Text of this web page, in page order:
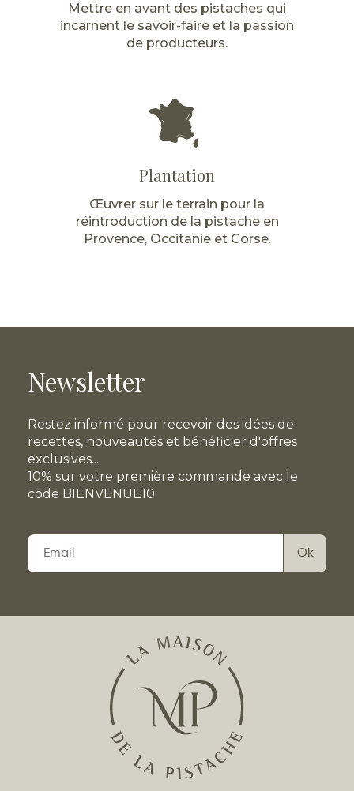
Mettre en avant des pistaches qui
incarnent le savoir-faire et la passion
de producteurs.
Plantation
Œuvrer sur le terrain pour la
réintroduction de la pistache en
Provence, Occitanie et Corse.
Newsletter
Restez informé pour recevoir des idées de
recettes, nouveautés et bénéficier d'offres
exclusives...
10% sur votre première commande avec le
code BIENVENUE10
Veuillez
laisser